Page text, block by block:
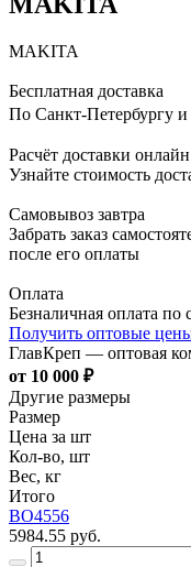
MAKITA
Бесплатная доставка
По Санкт-Петербургу
Расчёт доставки онлайн
Узнайте стоимость
Самовывоз завтра
Забрать заказ
после его оплаты
Оплата
Безналичная оплата по
Получить оптовые
ГлавКреп — оптовая
от 10 000 ₽
Другие размеры
Размер
Цена за шт
Кол-во, шт
Вес, кг
Итого
BO4556
5984.55 руб.